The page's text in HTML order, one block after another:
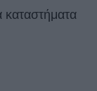
καταστήματα